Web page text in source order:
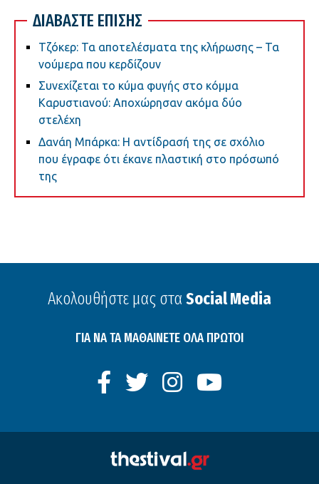
ΔΙΑΒΑΣΤΕ ΕΠΙΣΗΣ
Τζόκερ: Τα αποτελέσματα της κλήρωσης – Τα
νούμερα που κερδίζουν
Συνεχίζεται το κύμα φυγής στο κόμμα
Καρυστιανού: Αποχώρησαν ακόμα δύο
στελέχη
Δανάη Μπάρκα: Η αντίδρασή της σε σχόλιο
που έγραφε ότι έκανε πλαστική στο πρόσωπό
της
Ακολουθήστε μας στα Social Media
ΓΙΑ ΝΑ ΤΑ ΜΑΘΑΙΝΕΤΕ ΟΛΑ ΠΡΩΤΟΙ